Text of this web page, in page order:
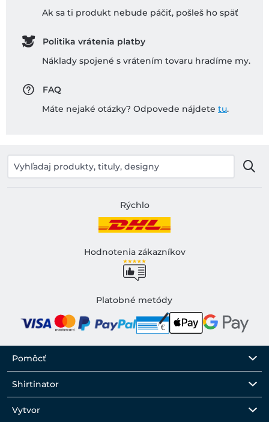
Ak sa ti produkt nebude páčiť, pošleš ho späť
Politika vrátenia platby
Náklady spojené s vrátením tovaru hradíme my.
FAQ
Máte nejaké otázky? Odpovede nájdete tu.
Rýchlo
Hodnotenia zákazníkov
Platobné metódy
Pomôcť
Shirtinator
Vytvor